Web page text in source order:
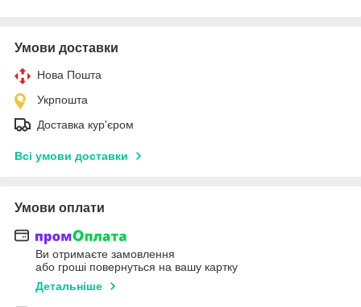
Умови доставки
Нова Пошта
Укрпошта
Доставка кур'єром
Всі умови доставки
Умови оплати
Ви отримаєте замовлення
або гроші повернуться на вашу картку
Детальніше